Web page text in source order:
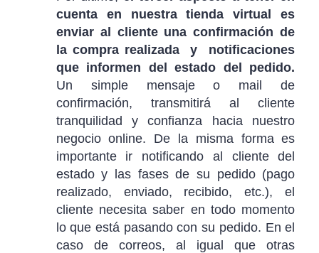
cuenta en nuestra tienda virtual es
enviar al cliente una confirmación de
la compra realizada y notificaciones
que informen del estado del pedido.
Un simple mensaje o mail de
confirmación, transmitirá al cliente
tranquilidad y confianza hacia nuestro
negocio online. De la misma forma es
importante ir notificando al cliente del
estado y las fases de su pedido (pago
realizado, enviado, recibido, etc.), el
cliente necesita saber en todo momento
lo que está pasando con su pedido. En el
caso de correos, al igual que otras